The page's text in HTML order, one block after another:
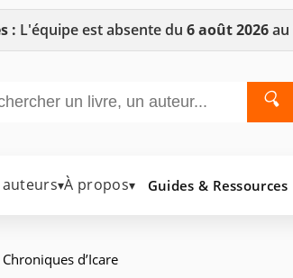
: L'équipe est absente du 6 août 2026au
🔍
▾À propos▾ Guides & Ressources
d’Icare